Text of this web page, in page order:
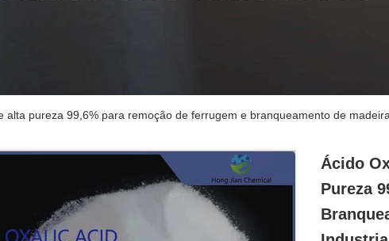
alta pureza 99,6% para remoção de ferrugem e branqueamento de
Ácido
Pureza